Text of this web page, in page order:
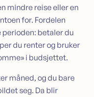
mindre reise eller en
for. Fordelen
betaler du
du renter og bruker
i budsjettet.
måned, og du bare
seg. Da blir